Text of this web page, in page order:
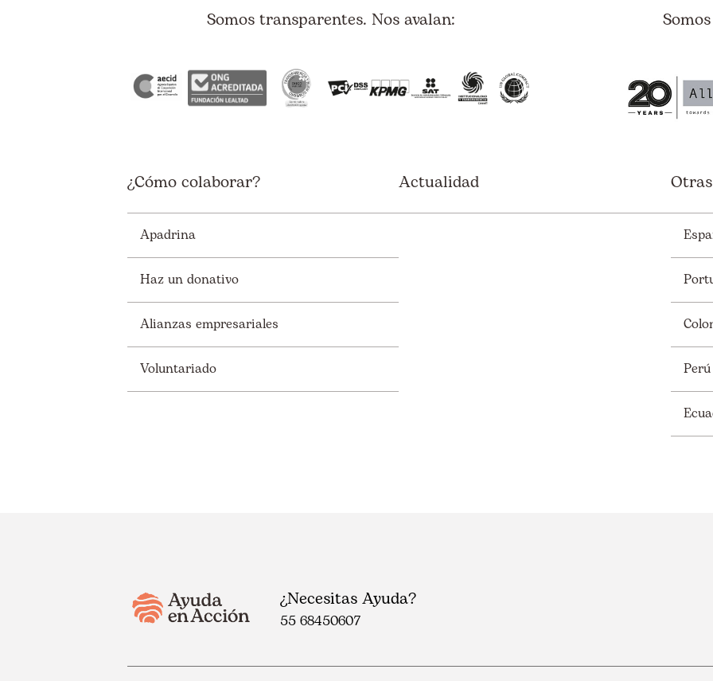
Somos transparentes. Nos avalan:
¿Cómo colaborar?
Apadrina
Haz un donativo
Alianzas empresariales
Voluntariado
Actualidad
Perú
¿Necesitas Ayuda?
55 68450607